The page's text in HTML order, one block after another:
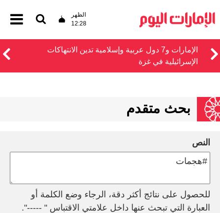
الظهر
12:28
الإمارات و7 دول عربية وإسلامية تدين الانتهاكات
الإسرائيلية في غزة
بحث متقدم
النص
للحصول على نتائج أكثر دقة، الرجاء وضع الكلمة أو
العبارة التي تبحث عنها داخل علامتي الاقتباس " -----".